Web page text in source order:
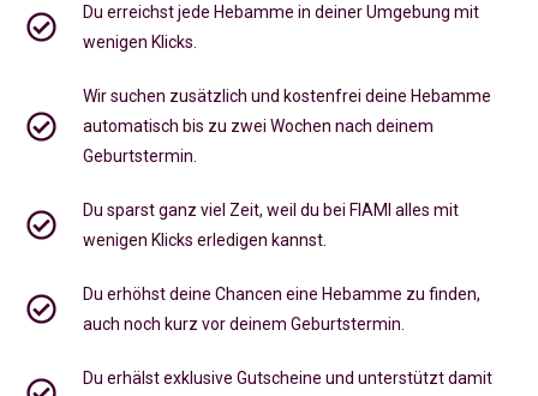
Du erreichst jede Hebamme in deiner Umgebung mit
wenigen Klicks.
Wir suchen zusätzlich und kostenfrei deine Hebamme
automatisch bis zu zwei Wochen nach deinem
Geburtstermin.
Du sparst ganz viel Zeit, weil du bei FIAMI alles mit
wenigen Klicks erledigen kannst.
Du erhöhst deine Chancen eine Hebamme zu finden,
auch noch kurz vor deinem Geburtstermin
Du erhälst exklusive Gutscheine und unterstützt damit